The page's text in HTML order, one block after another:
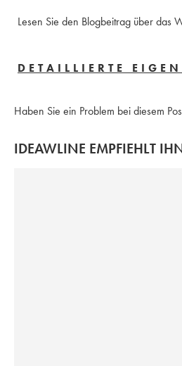
Lesen Sie den Blogbeitrag über das
DETAILLIERTE
Haben Sie ein Problem bei diesem
IDEAWLINE EMPFIEHLT